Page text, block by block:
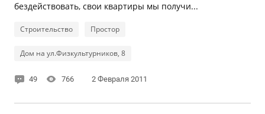
бездействовать, свои квартиры мы получи...
Строительство Простор
Дом на ул.Физкультурников, 8
49 766 2 Февраля 2011